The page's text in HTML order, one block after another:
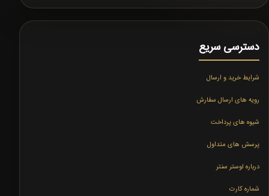
دسترسی سریع
شرایط خرید و ارسال
رویه های ارسال سفارش
شیوه های پرداخت
پرسش های متداول
درباره لوستر سنتر
شماره کارت